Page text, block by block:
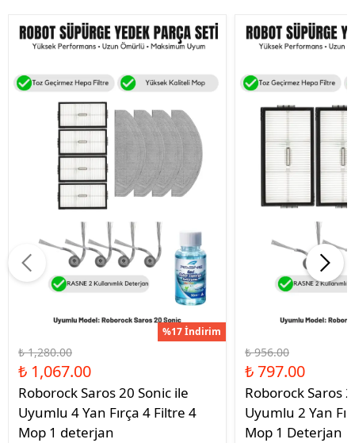
%17 İndirim
₺ 1,280.00
₺ 1,067.00
Roborock Saros 20 Sonic ile
Uyumlu 4 Yan Fırça 4 Filtre 4
Mop 1 deterjan
₺ 956.00
₺ 797.00
Roborock Saros
Uyumlu 2 Yan
Mop 1 Deterjan